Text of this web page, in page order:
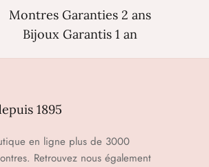
Montres Garanties 2 ans
Bijoux Garantis 1 an
1895
en ligne plus de 3000
Retrouvez nous également